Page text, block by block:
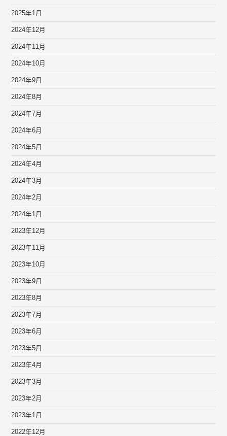
2025年1月
2024年12月
2024年11月
2024年10月
2024年9月
2024年8月
2024年7月
2024年6月
2024年5月
2024年4月
2024年3月
2024年2月
2024年1月
2023年12月
2023年11月
2023年10月
2023年9月
2023年8月
2023年7月
2023年6月
2023年5月
2023年4月
2023年3月
2023年2月
2023年1月
2022年12月